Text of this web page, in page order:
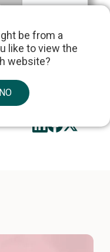
be from a
like to view the
website?
NO